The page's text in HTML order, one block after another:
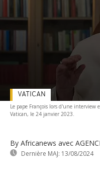
Le pape François lors d'une interview
Vatican, le 24 janvier 2023.
By Africanews avec
Dernière MAJ: 13/08/2024
VATICAN